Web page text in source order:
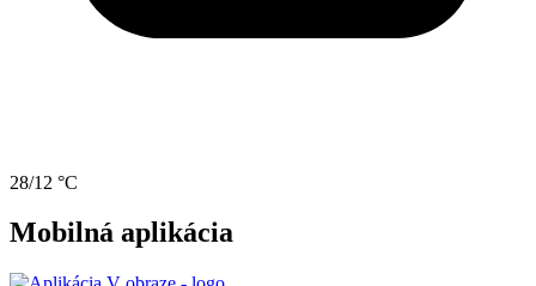
28/12 °C
Mobilná aplikácia